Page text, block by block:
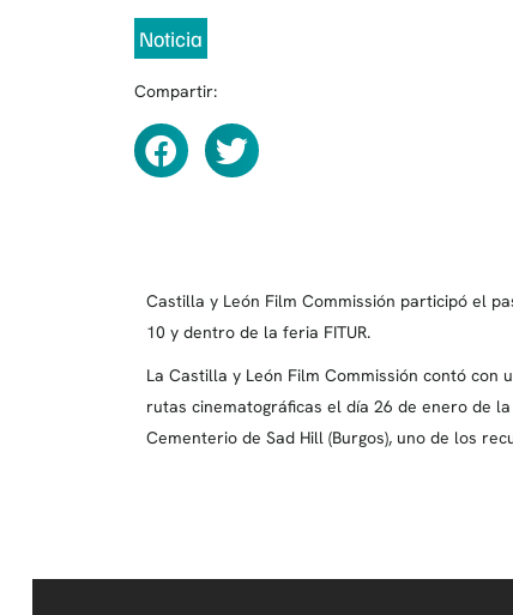
Noticia
Compartir:
Castilla y León Film Commissión participó el
10 y dentro de la feria FITUR.
La Castilla y León Film Commissión contó
rutas cinematográficas el día 26 de enero de
Cementerio de Sad Hill (Burgos), uno de los